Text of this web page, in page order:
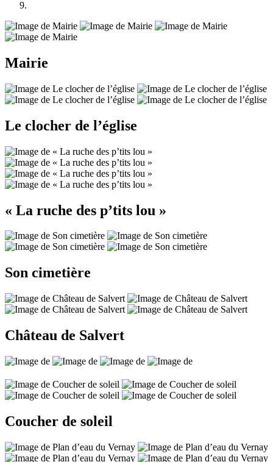
Mairie
Le clocher de l’église
« La ruche des p’tits lou »
Son cimetière
Château de Salvert
Coucher de soleil